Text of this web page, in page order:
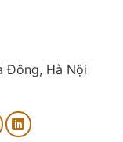
Đông, Hà Nội